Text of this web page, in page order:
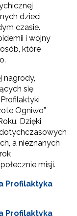
dzieci
czasie.
i wojny
które
nagrody,
się
Ogniwo”
Dzięki
a nieznanych
misji.
Profilaktyka
Profilaktyka